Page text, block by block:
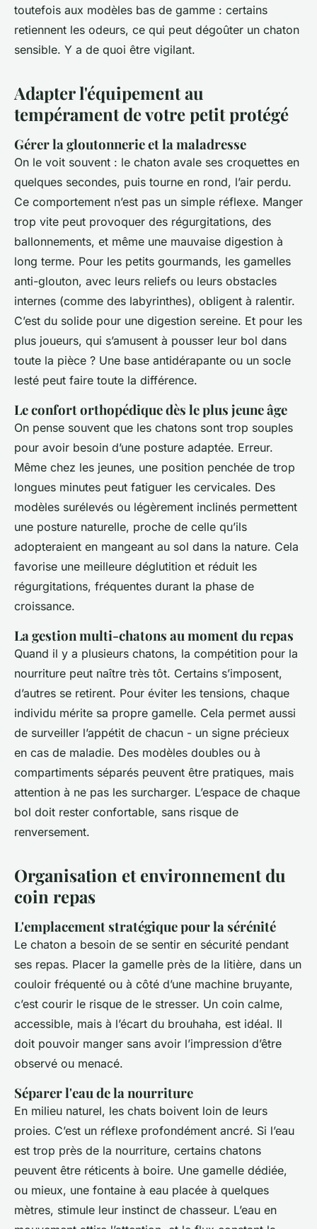
toutefois aux modèles bas de gamme : certains
retiennent les odeurs, ce qui peut dégoûter un chaton
sensible. Y a de quoi être vigilant.
Adapter l'équipement au
tempérament de votre petit protégé
Gérer la gloutonnerie et la maladresse
On le voit souvent : le chaton avale ses croquettes en
quelques secondes, puis tourne en rond, l’air perdu.
Ce comportement n’est pas un simple réflexe. Manger
trop vite peut provoquer des régurgitations, des
ballonnements, et même une mauvaise digestion à
long terme. Pour les petits gourmands, les gamelles
anti-glouton, avec leurs reliefs ou leurs obstacles
internes (comme des labyrinthes), obligent à ralentir.
C’est du solide pour une digestion sereine. Et pour les
plus joueurs, qui s’amusent à pousser leur bol dans
toute la pièce ? Une base antidérapante ou un socle
lesté peut faire toute la différence.
Le confort orthopédique dès le plus jeune âge
On pense souvent que les chatons sont trop souples
pour avoir besoin d’une posture adaptée. Erreur.
Même chez les jeunes, une position penchée de trop
longues minutes peut fatiguer les cervicales. Des
modèles surélevés ou légèrement inclinés permettent
une posture naturelle, proche de celle qu’ils
adopteraient en mangeant au sol dans la nature. Cela
favorise une meilleure déglutition et réduit les
régurgitations, fréquentes durant la phase de
croissance.
La gestion multi-chatons au moment du repas
Quand il y a plusieurs chatons, la compétition pour la
nourriture peut naître très tôt. Certains s’imposent,
d’autres se retirent. Pour éviter les tensions, chaque
individu mérite sa propre gamelle. Cela permet aussi
de surveiller l’appétit de chacun - un signe précieux
en cas de maladie. Des modèles doubles ou à
compartiments séparés peuvent être pratiques, mais
attention à ne pas les surcharger. L’espace de chaque
bol doit rester confortable, sans risque de
renversement.
Organisation et environnement du
coin repas
L'emplacement stratégique pour la sérénité
Le chaton a besoin de se sentir en sécurité pendant
ses repas. Placer la gamelle près de la litière, dans un
couloir fréquenté ou à côté d’une machine bruyante,
c’est courir le risque de le stresser. Un coin calme,
accessible, mais à l’écart du brouhaha, est idéal. Il
doit pouvoir manger sans avoir l’impression d’être
observé ou menacé.
Séparer l'eau de la nourriture
En milieu naturel, les chats boivent loin de leurs
proies. C’est un réflexe profondément ancré. Si l’eau
est trop près de la nourriture, certains chatons
peuvent être réticents à boire. Une gamelle dédiée,
ou mieux, une fontaine à eau placée à quelques
mètres, stimule leur instinct de chasseur. L’eau en